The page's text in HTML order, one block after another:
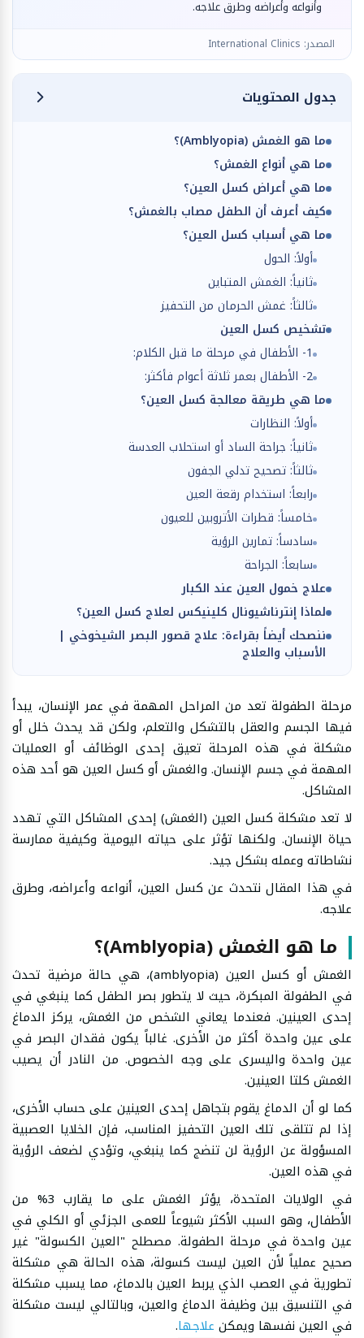
وأنواعه وأعراضه وطرق علاجه.
المصدر: International Clinics
جدول المحتويات
ما هو الغمش (Amblyopia)؟
ما هي أنواع الغمش؟
ما هي أعراض كسل العين؟
كيف أعرف أن الطفل مصاب بالغمش؟
ما هي أسباب كسل العين؟
أولاً: الحول
ثانياً: الغمش المتباين
ثالثاً: غمش الحرمان من التحفيز
تشخيص كسل العين
1- الأطفال في مرحلة ما قبل الكلام:
2- الأطفال بعمر ثلاثة أعوام فأكثر:
ما هي طريقة معالجة كسل العين؟
أولاً: النظارات
ثانياً: جراحة الساد أو استحلاب العدسة
ثالثاً: تصحيح تدلي الجفون
رابعاً: استخدام رقعة العين
خامساً: قطرات الأتروبين للعيون
سادساً: تمارين الرؤية
سابعاً: الجراحة
علاج خمول العين عند الكبار
لماذا إنترناشيونال كلينيكس لعلاج كسل العين؟
ننصحك أيضاً بقراءة: علاج قصور البصر الشيخوخي |
الأسباب والعلاج
مرحلة الطفولة تعد من المراحل المهمة في عمر الإنسان، يبدأ
فيها الجسم والعقل بالتشكل والتعلم، ولكن قد يحدث خلل أو
مشكلة في هذه المرحلة تعيق إحدى الوظائف أو العمليات
المهمة في جسم الإنسان. والغمش أو كسل العين هو أحد هذه
المشاكل.
لا تعد مشكلة كسل العين (الغمش) إحدى المشاكل التي تهدد
حياة الإنسان. ولكنها تؤثر على حياته اليومية وكيفية ممارسة
نشاطاته وعمله بشكل جيد.
في هذا المقال نتحدث عن كسل العين، أنواعه وأعراضه، وطرق
علاجه.
ما هو الغمش (Amblyopia)؟
الغمش أو كسل العين (amblyopia)، هي حالة مرضية تحدث
في الطفولة المبكرة، حيث لا يتطور بصر الطفل كما ينبغي في
إحدى العينين. فعندما يعاني الشخص من الغمش، يركز الدماغ
على عين واحدة أكثر من الأخرى. غالباً يكون فقدان البصر في
عين واحدة واليسرى على وجه الخصوص. من النادر أن يصيب
الغمش كلتا العينين.
كما لو أن الدماغ يقوم بتجاهل إحدى العينين على حساب الأخرى،
إذا لم تتلقى تلك العين التحفيز المناسب، فإن الخلايا العصبية
المسؤولة عن الرؤية لن تنضج كما ينبغي، وتؤدي لضعف الرؤية
في هذه العين.
في الولايات المتحدة، يؤثر الغمش على ما يقارب 3% من
الأطفال، وهو السبب الأكثر شيوعاً للعمى الجزئي أو الكلي في
عين واحدة في مرحلة الطفولة. مصطلح "العين الكسولة" غير
صحيح عملياً لأن العين ليست كسولة، هذه الحالة هي مشكلة
تطورية في العصب الذي يربط العين بالدماغ، مما يسبب مشكلة
في التنسيق بين وظيفة الدماغ والعين، وبالتالي ليست مشكلة
في العين نفسها ويمكن علاجها.